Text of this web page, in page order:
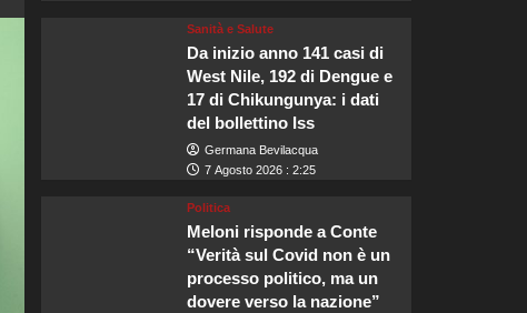
Sanità e Salute
Da inizio anno 141 casi di
West Nile, 192 di Dengue e
17 di Chikungunya: i dati
del bollettino Iss
Germana Bevilacqua
7 Agosto 2026 : 2:25
Politica
Meloni risponde a Conte
“Verità sul Covid non è un
processo politico, ma un
dovere verso la nazione”